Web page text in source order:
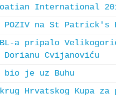
International
na St Patrick's
a pripalo
Dorianu Cvijanoviću
je uz Buhu
Hrvatskog Kupa za